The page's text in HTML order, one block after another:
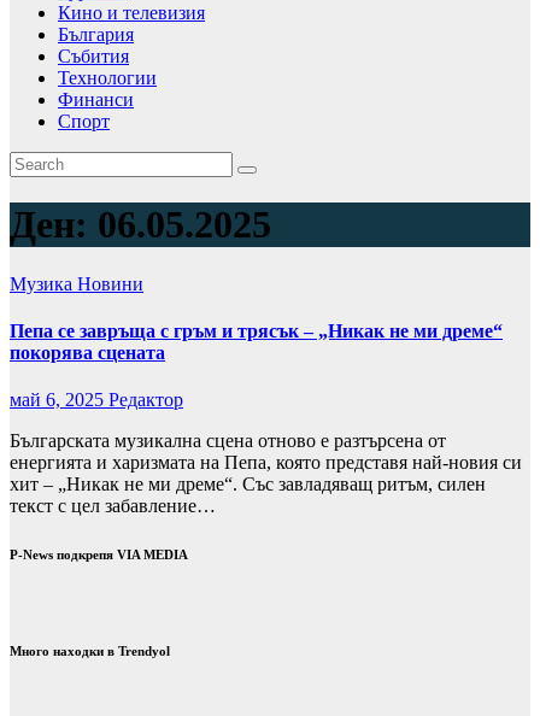
Кино и телевизия
България
Събития
Технологии
Финанси
Спорт
Ден: 06.05.2025
Музика Новини
Пепа се завръща с гръм и трясък – „Никак не ми дреме“
покорява сцената
май 6, 2025 Редактор
Българската музикална сцена отново е разтърсена от
енергията и харизмата на Пепа, която представя най-новия си
хит – „Никак не ми дреме“. Със завладяващ ритъм, силен
текст с цел забавление…
P-News подкрепя VIA MEDIA
Много находки в Trendyol